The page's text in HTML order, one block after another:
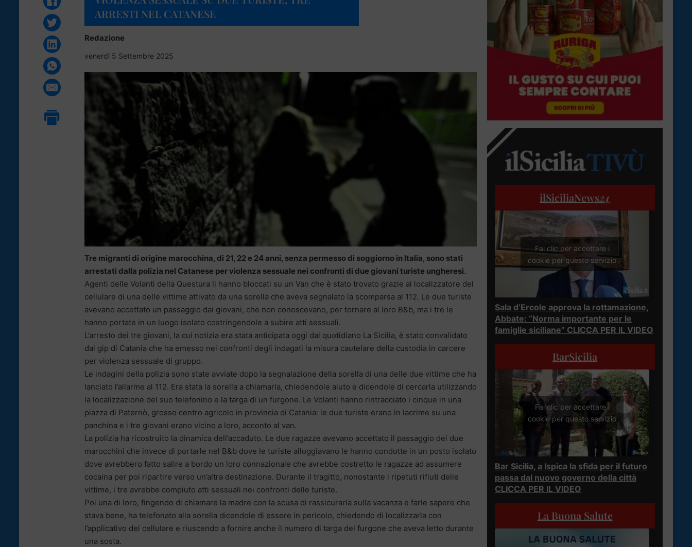
ARRESTI NEL CATANESE
Redazione
venerdì 5 Settembre 2025
Tre migranti di origine marocchina, di 21, 22 e 24 anni, senza permesso di soggiorno in Italia, sono stati
arrestati dalla polizia nel Catanese per violenza sessuale nei confronti di due giovani turiste ungheresi.
Agenti delle Volanti della Questura li hanno bloccati su un Van che è stato trovato grazie al localizzatore del
cellulare di una delle vittime attivato da una sorella che aveva segnalato la scomparsa al 112. Le due turiste
avevano accettato un passaggio dai giovani, che non conoscevano, per tornare al loro B&b, ma i tre le
hanno portate in un luogo isolato costringendole a subire atti sessuali.
L’arresto dei tre giovani, la cui notizia era stata anticipata oggi dal quotidiano La Sicilia, è stato convalidato
dal gip di Catania che ha emesso nei confronti degli indagati la misura cautelare della custodia in carcere
per violenza sessuale di gruppo.
Le indagini della polizia sono state avviate dopo la segnalazione della sorella di una delle due vittime che ha
lanciato l’allarme al 112. Era stata la sorella a chiamarla, chiedendole aiuto e dicendole di cercarla utilizzando
la localizzazione del suo telefonino e la targa di un furgone. Le Volanti hanno rintracciato i cinque in una
piazza di Paternò, grosso centro agricolo in provincia di Catania: le due turiste erano in lacrime su una
panchina e i tre giovani erano vicino a loro, acconto al van.
La polizia ha ricostruito la dinamica dell’accaduto. Le due ragazze avevano accettato il passaggio dei due
marocchini che invece di portarle nel B&b dove le turiste alloggiavano le hanno condotte in un posto isolato
dove avrebbero fatto salire a bordo un loro connazionale che avrebbe costretto le ragazze ad assumere
cocaina per poi ripartire verso un’altra destinazione. Durante il tragitto, nonostante i ripetuti rifiuti delle
vittime, i tre avrebbe compiuto atti sessuali nei confronti delle turiste.
Poi una di loro, fingendo di chiamare la madre con la scusa di rassicurarla sulla vacanza e farle sapere che
stava bene, ha telefonato alla sorella dicendole di essere in pericolo, chiedendo di localizzarla con
l’applicativo del cellulare e riuscendo a fornire anche il numero di targa del furgone che aveva letto durante
una sosta.
ilSiciliaNews24
Fai clic per accettare i
cookie per questo servizio
Sala d’Ercole approva la rottamazione,
Abbate: “Norma importante per le
famiglie siciliane” CLICCA PER IL VIDEO
BarSicilia
Fai clic per accettare i
cookie per questo servizio
Bar Sicilia, a Ispica la sfida per il futuro
passa dal nuovo governo della città
CLICCA PER IL VIDEO
La Buona Salute